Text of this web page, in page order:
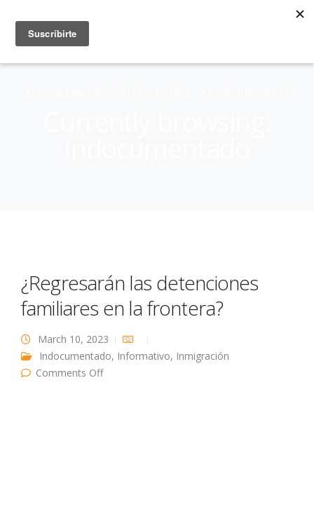
¿Regresarán las detenciones
familiares en la frontera?
March 10, 2023
Indocumentado, Informativo, Inmigración
Comments Offon ¿Regresarán las detenciones familiares en